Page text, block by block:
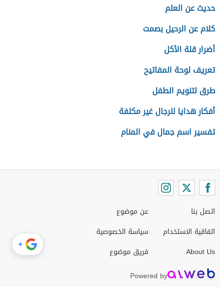
حديث عن العلم
كلام عن الرحيل بصمت
أضرار قلة الأكل
تعريف لوحة المفاتيح
طرق لتنويم الطفل
أفكار هدايا للرجال غير مكلفة
تفسير اسم جمال في المنام
اتصل بنا
اتفاقية الاستخدام
About Us
عن موضوع
سياسة الخصوصية
فريق موضوع
Powered by
+